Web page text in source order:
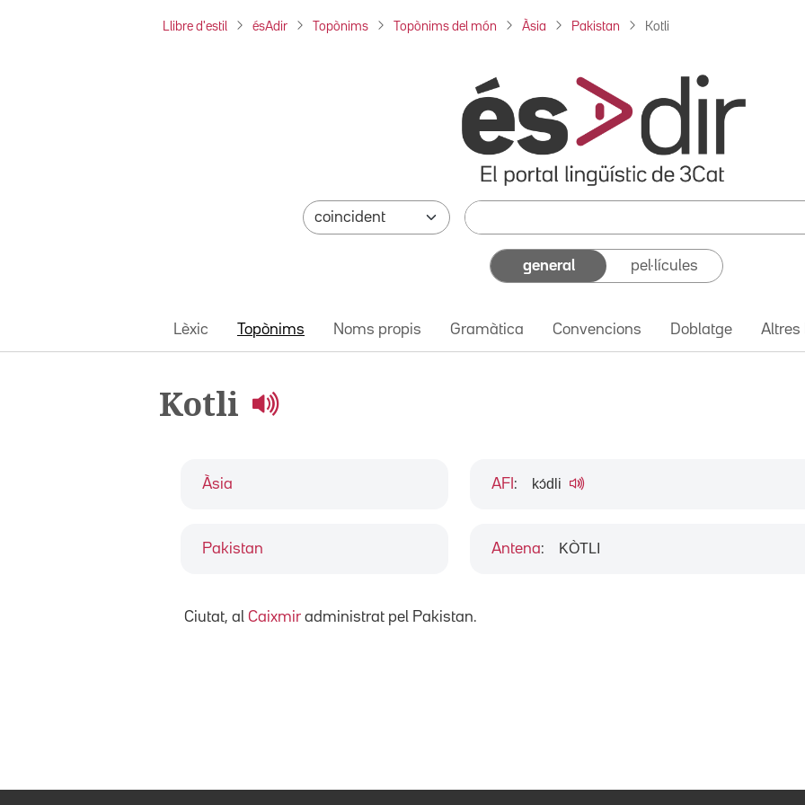
Llibre d'estil ésAdir Topònims Topònims del món Àsia Pakistan Kotli
general pel·lícules
Lèxic Topònims Noms propis Gramàtica Convencions Doblatge Altres
Kotli
Àsia
Pakistan
AFI : kɔ́dli
Antena: KÒTLI
Ciutat, al Caixmir administrat pel Pakistan.